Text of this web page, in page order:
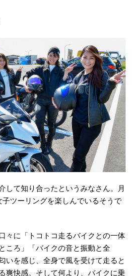
して知り合ったというみなさん。月
ツーリングを楽しんでいるそうで
々に「トコトコ走るバイクとの一体
ころ」「バイクの音と振動と全
いを感じ、全身で風を受けて走ると
爽快感。そして何より、バイクに乗